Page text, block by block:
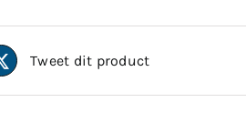
Tweet dit product